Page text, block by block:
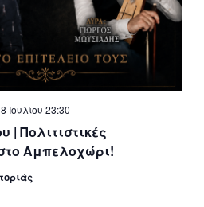
| Πολιτιστικές
Αμπελοχώρι!
Ιουλίου 23:30